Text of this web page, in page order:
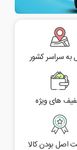
به سراسر کشور
های ویژه
اصل بودن کالا